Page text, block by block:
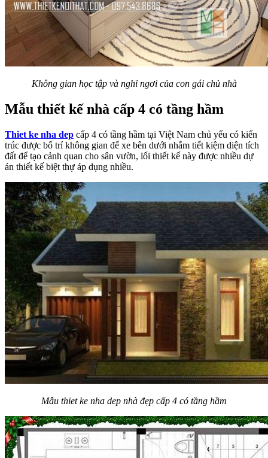
Không gian học tập và nghỉ ngơi của con gái chủ nhà
Mẫu thiết kế nhà cấp 4 có tầng hầm
Thiet ke nha dep cấp 4 có tầng hầm tại Việt Nam chủ yếu có kiến
trúc được bố trí không gian để xe bên dưới nhằm tiết kiệm diện tích
đất để tạo cảnh quan cho sân vườn, lối thiết kế này được nhiều dự
án thiết kế biệt thự áp dụng nhiều.
Mẫu thiet ke nha dep nhà đẹp cấp 4 có tầng hầm